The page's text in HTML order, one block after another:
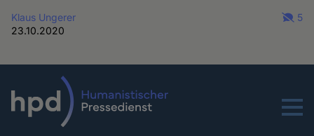
Klaus Ungerer
23.10.2020
5
Menu